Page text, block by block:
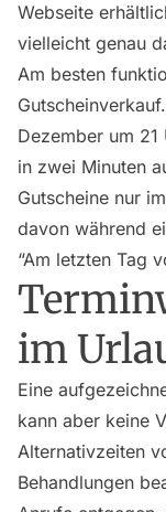
Webseite
vielleicht genau
Am besten
Dezember um
in zwei Minuten
Gutscheine nur
davon während
“Am letzten Tag
im
Eine
kann aber keine
Alternativzeiten
Behandlungen